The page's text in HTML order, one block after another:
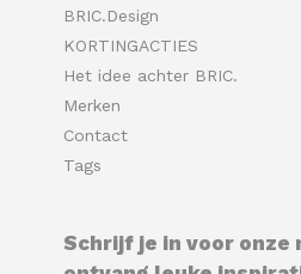
BRIC.Design
KORTINGACTIES
Het idee achter BRIC.
Merken
Contact
Tags
Schrijf je in voor onze